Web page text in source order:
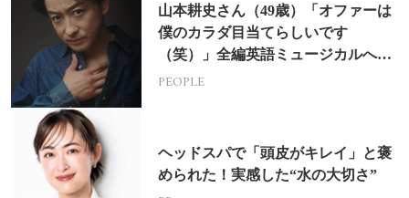
山本耕史さん（49歳）「オファーは
僕のカラダ目当てらしいです
（笑）」全編英語ミュージカルへの
挑戦
PEOPLE
ヘッドスパで「頭皮がキレイ」と褒
められた！実感した“水の大切さ”